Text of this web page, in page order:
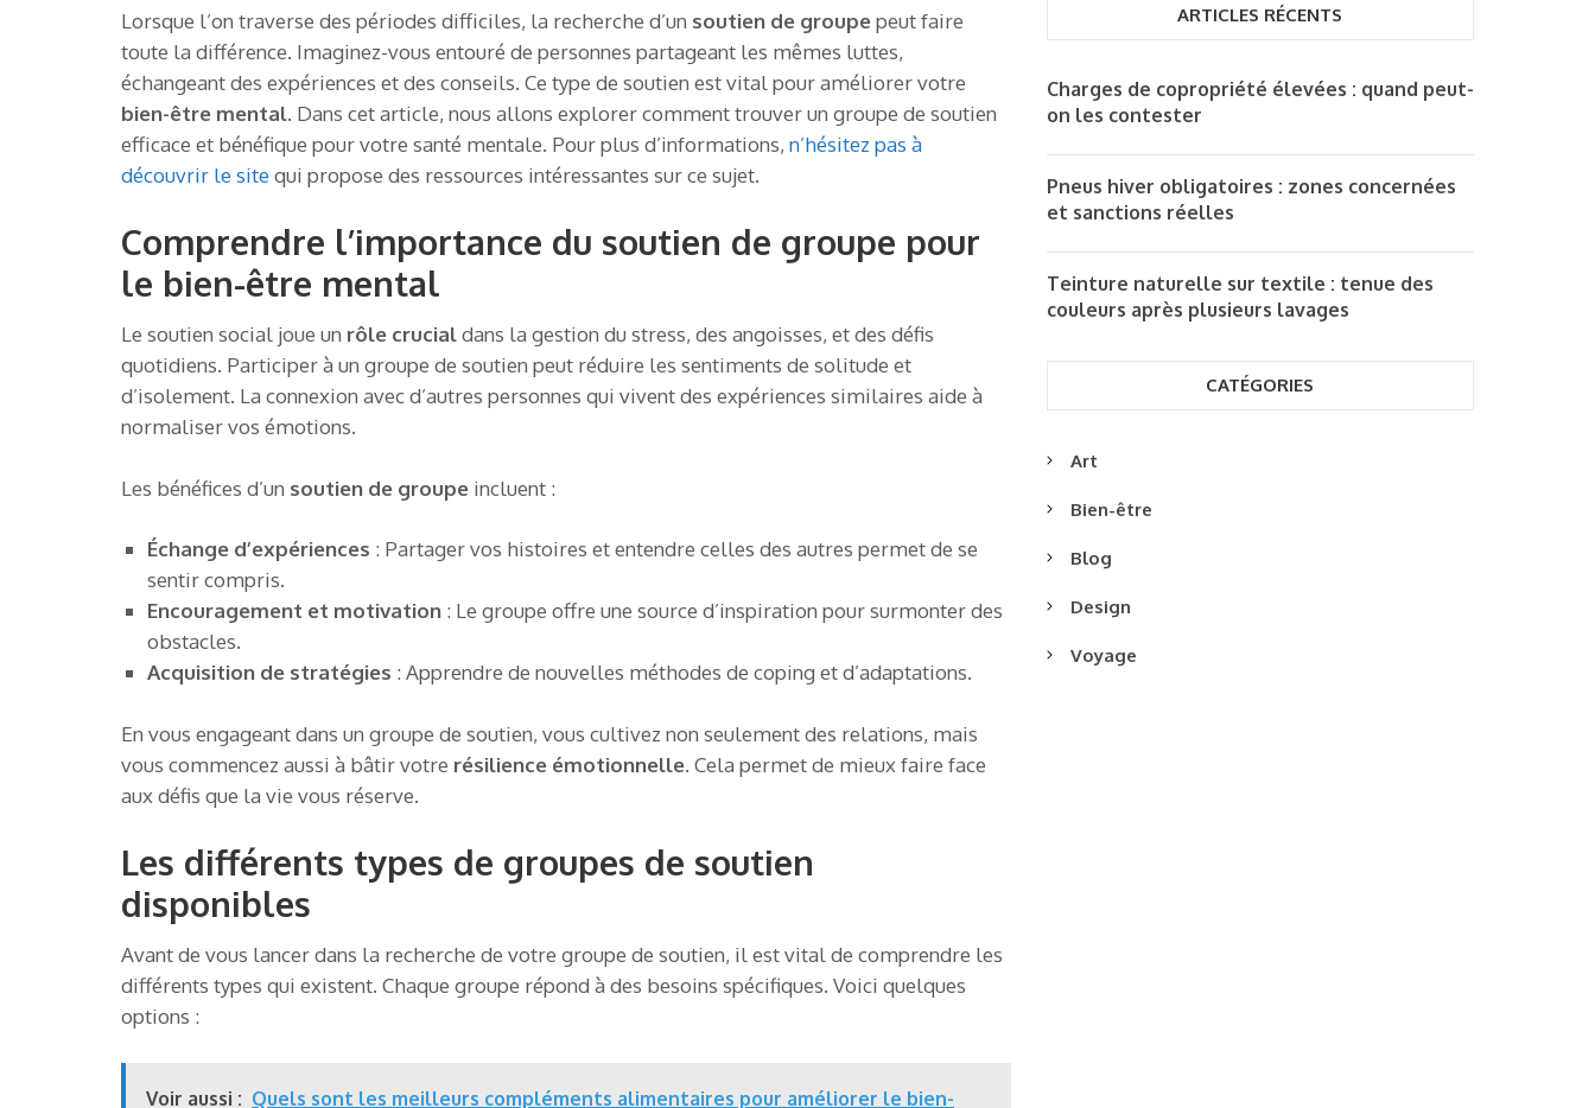
Lorsque l’on traverse des périodes difficiles, la recherche d’un soutien de groupepeut faire
toute la différence. Imaginez-vous entouré de personnes partageant les mêmes luttes,
échangeant des expériences et des conseils. Ce type de soutien est vital pour améliorer votre
bien-être mental. Dans cet article, nous allons explorer comment trouver un groupe de soutien
efficace et bénéfique pour votre santé mentale. Pour plus d’informations, n’hésitez pas à
découvrir le sitequi propose des ressources intéressantes sur ce sujet.
Comprendre l’importance du soutien de groupe pour
le bien-être mental
Le soutien social joue un rôle crucialdans la gestion du stress, des angoisses, et des défis
quotidiens. Participer à un groupe de soutien peut réduire les sentiments de solitude et
d’isolement. La connexion avec d’autres personnes qui vivent des expériences similaires aide à
normaliser vos émotions.
Les bénéfices d’un soutien de groupe incluent :
Échange d’expériences : Partager vos histoires et entendre celles des autres permet de se
sentir compris.
Encouragement et motivation : Le groupe offre une source d’inspiration pour surmonter des
obstacles.
Acquisition de stratégies : Apprendre de nouvelles méthodes de coping et d’adaptations.
En vous engageant dans un groupe de soutien, vous cultivez non seulement des relations, mais
vous commencez aussi à bâtir votre résilience émotionnelle. Cela permet de mieux faire face
aux défis que la vie vous réserve.
Les différents types de groupes de soutien
disponibles
Avant de vous lancer dans la recherche de votre groupe de soutien, il est vital de comprendre les
différents types qui existent. Chaque groupe répond à des besoins spécifiques. Voici quelques
options :
Voir aussi : Quels sont les meilleurs compléments alimentaires pour améliorer le bien-
ARTICLES RÉCENTS
Charges de copropriété élevées : quand peut-
on les contester
Pneus hiver obligatoires : zones concernées
et sanctions réelles
Teinture naturelle sur textile : tenue des
couleurs après plusieurs lavages
CATÉGORIES
Art
Bien-être
Blog
Design
Voyage